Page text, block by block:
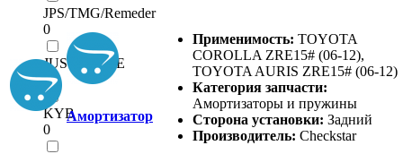
JPS/TMG/Remeder
0
JUST DRIVE
0
KYB
0
Амортизатор
Применимость: TOYOTA
COROLLA ZRE15# (06-12),
TOYOTA AURIS ZRE15# (06-12)
Категория запчасти:
Амортизаторы и пружины
Сторона установки: Задний
Производитель: Checkstar